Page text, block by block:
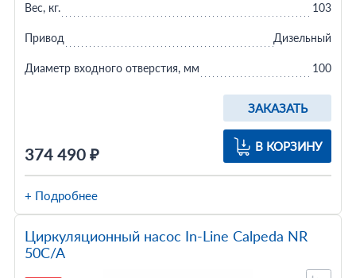
374 490 ₽
ЗАКАЗАТЬ
В КОРЗИНУ
Вес, кг. 103
Привод Дизельный
Диаметр входного отверстия, мм 100
+ Подробнее
Циркуляционный насос In-Line Calpeda NR
50C/A